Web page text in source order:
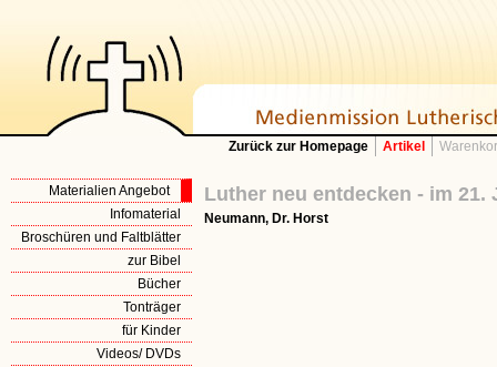
Zurück zur Homepage Artikel
Materialien Angebot
Infomaterial
Broschüren und Faltblätter
zur Bibel
Bücher
Tonträger
für Kinder
Videos/ DVDs
Luther neu entdecken - im 21.
Neumann, Dr. Horst